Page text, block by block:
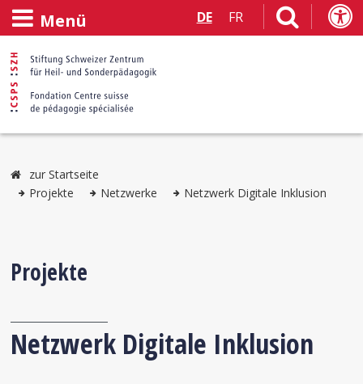
Menü DE FR
zur Startseite
Projekte
Netzwerke Netzwerk Digitale Inklusion
Projekte
Netzwerk Digitale Inklusion